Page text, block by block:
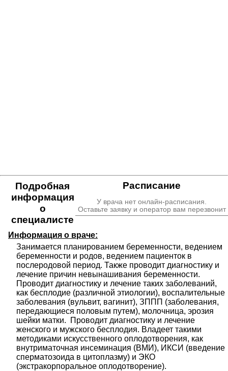
Расписание
У врача нет онлайн-расписания.
Оставьте заявку и оператор вам перезвонит
Подробная
информация
о
специалисте
Информация о враче:
Занимается планированием беременности, ведением
беременности и родов, ведением пациенток в
послеродовой период. Также проводит диагностику и
лечение причин невынашивания беременности.
Проводит диагностику и лечение таких заболеваний,
как бесплодие (различной этиологии), воспалительные
заболевания (вульвит, вагинит), ЗППП (заболевания,
передающиеся половым путем), молочница, эрозия
шейки матки.  Проводит диагностику и лечение
женского и мужского бесплодия. Владеет такими
методиками искусственного оплодотворения, как
внутриматочная инсеминация (ВМИ), ИКСИ (введение
сперматозоида в цитоплазму) и ЭКО
(экстракорпоральное оплодотворение).